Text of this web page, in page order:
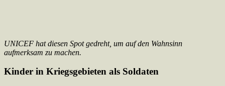
UNICEF hat diesen Spot gedreht, um auf den Wahnsinn
aufmerksam zu machen.
Kinder in Kriegsgebieten als Soldaten